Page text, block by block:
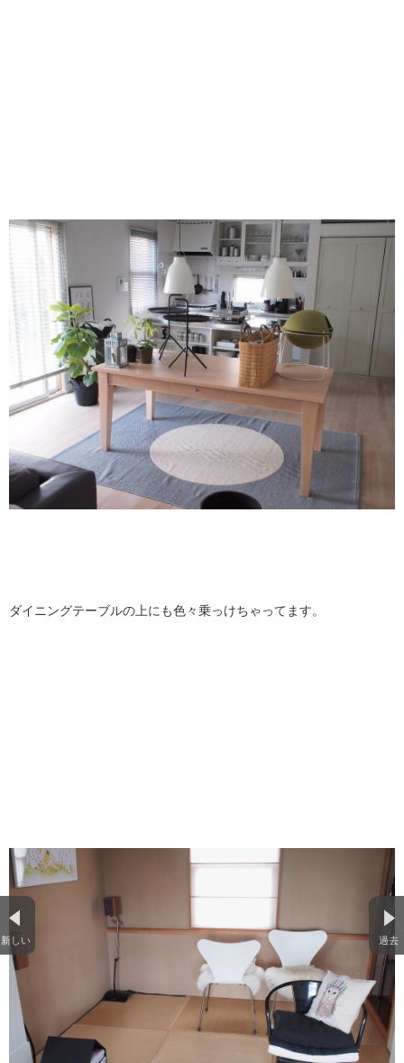
ダイニングテーブルの上にも色々乗っけちゃってます。
新しい 過去